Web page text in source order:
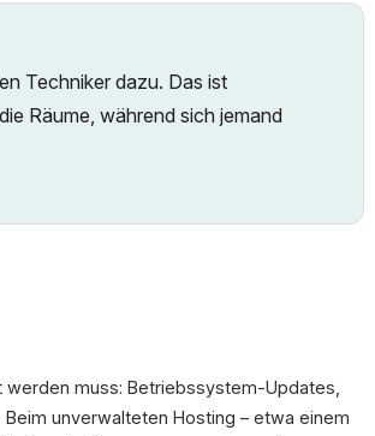
Techniker dazu. Das ist
Räume, während sich jemand
muss: Betriebssystem-Updates,
unverwalteten Hosting – etwa einem